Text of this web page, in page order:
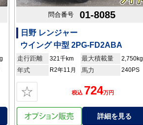
問合番号 01-8085
日野 レンジャー
ウイング 中型 2PG-FD2ABA
走行距離 321千km 最大積載量 2,750kg
年式 R2年11月 馬力 240PS
☆ 税込 724万円
詳細を見る